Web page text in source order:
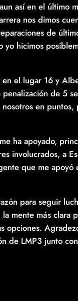
así en el último
nos dimos
de
hicimos
el lugar 16 y
de 5
en
ha apoyado,
involucrados, a
que me apoyó
para seguir
mente más clara
opciones.
de LMP3 junto